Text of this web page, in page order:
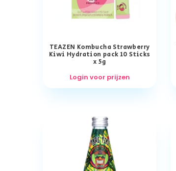
TEAZEN Kombucha Strawberry
Kiwi Hydration pack 10 Sticks
x 5g
Login voor prijzen